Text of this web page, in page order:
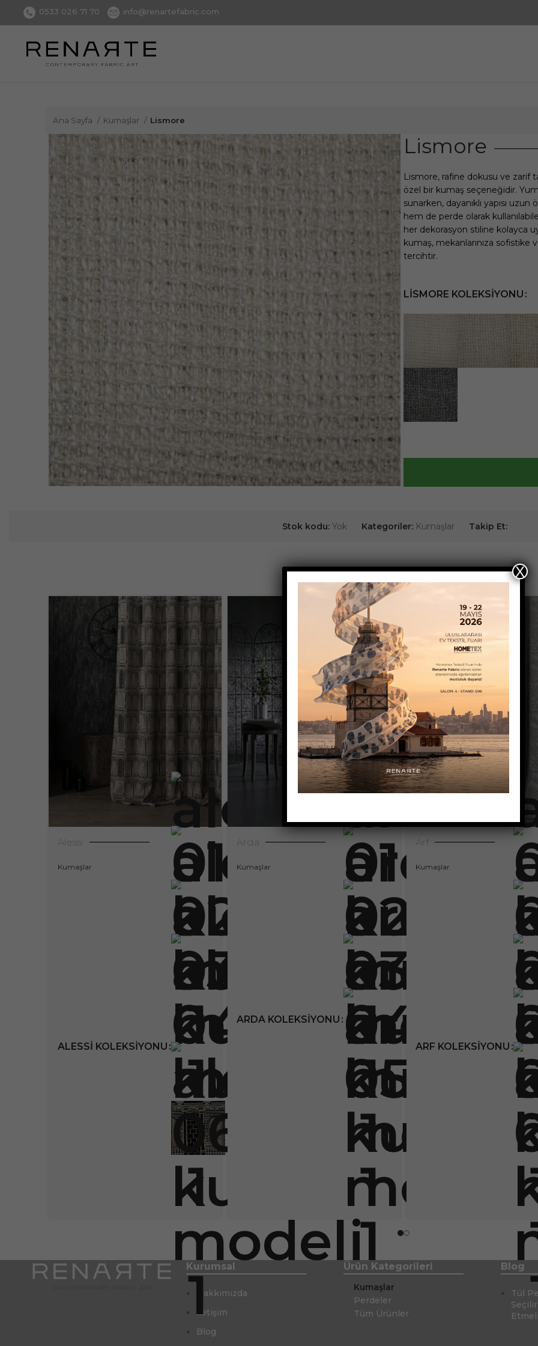
0533 026 71 70 info@renartefabric.com
Ana Sayfa Kumaşlar Lismore
Lismore
Lismore, rafine dokusu ve zarif
özel bir kumaş seçeneğidir.
sunarken, dayanıklı yapısı
hem de perde olarak
her dekorasyon stiline kolayca
kumaş, mekanlarınıza
tercihtir.
LISMORE KOLEKSIYONU
Stok kodu: Yok Kategoriler: Kumaşlar Takip Et:
İlgili Ürünler
Alessi
Kumaşlar
ALESSI KOLEKSIYONU
Arda
Kumaşlar
ARDA KOLEKSIYONU
Arf
Kumaşlar
ARF KOLEKSIYONU
Kurumsal
Hakkımızda
İletişim
Blog
Ürün Kategorileri
Kumaşlar
Perdeler
Tüm Ürünler
Blog
Tül
X